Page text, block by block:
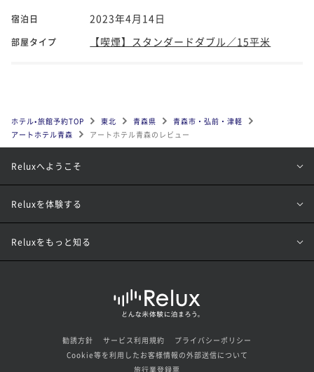
宿泊日 2023年4月14日
部屋タイプ 【喫煙】スタンダードダブル／15平米
ホテル•旅館予約TOP 東北 青森県
青森市・弘前・津軽
アートホテル青森
アートホテル青森のレビュー
Reluxへようこそ
Reluxを体験する
Reluxをもっと知る
勧誘方針 サービス利用規約
プライバシーポリシー
Cookie等を利用したお客様情報の外部送信について
旅行業登録票